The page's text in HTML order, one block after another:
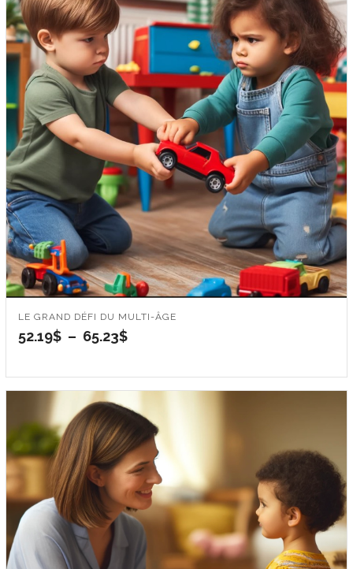
LE GRAND DÉFI DU MULTI-ÂGE
52.19$ – 65.23$Plage
52.19$
à
65.23$